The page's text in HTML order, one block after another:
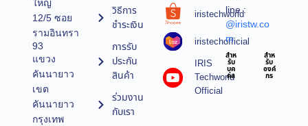
ใหญ่
12/5 ซอย
รามอินทรา
93
แขวง
คันนายาว
เขต
คันนายาว
กรุงเทพ
วิธีการ
ชำระเงิน
การรับ
ประกัน
สินค้า
ร่วมงาน
กับเรา
iristechworld
iristechofficial
IRIS
Techworld
Official
line :
@iristw.co
m
สำห
รับ
บุค
คล
สำห
รับ
องค์
กร